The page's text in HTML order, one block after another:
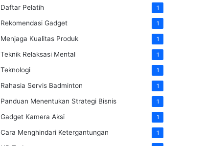
Daftar Pelatih 1
Rekomendasi Gadget 1
Menjaga Kualitas Produk 1
Teknik Relaksasi Mental 1
Teknologi 1
Rahasia Servis Badminton 1
Panduan Menentukan Strategi Bisnis 1
Gadget Kamera Aksi 1
Cara Menghindari Ketergantungan 1